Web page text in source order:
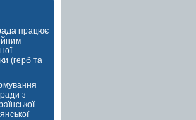
працює
(герб та
з